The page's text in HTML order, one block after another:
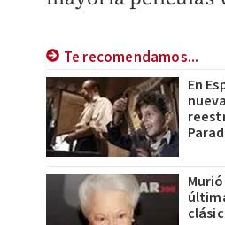
Te recomendamos...
En